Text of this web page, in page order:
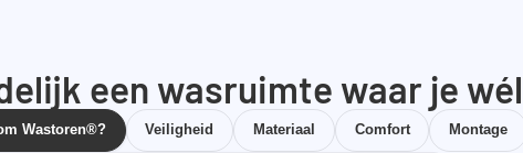
een wasruimte waar je
Wastoren®? Veiligheid Materiaal Comfort Montage